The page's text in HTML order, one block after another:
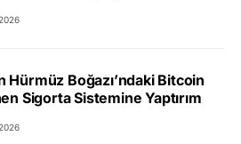
Hürmüz Boğazı’ndaki Bitcoin
Sigorta Sistemine Yaptırım